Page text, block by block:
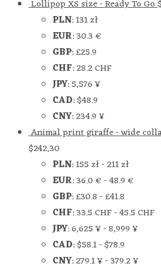
Lollipop XS size - Ready To Go$
PLN:131 zł
EUR:30.3 €
GBP:£25.9
CHF:28.2 CHF
JPY:5,576 ¥
CAD:$48.9
CNY:234.9 ¥
Animal print giraffe - wide
$242,30
PLN:155 zł-211 zł
EUR:36.0 €-48.9 €
GBP:£30.8-£41.8
CHF:33.5 CHF-45.5 CHF
JPY:6,625 ¥-8,999 ¥
CAD:$58.1-$78.9
CNY:279.1 ¥-379.2 ¥